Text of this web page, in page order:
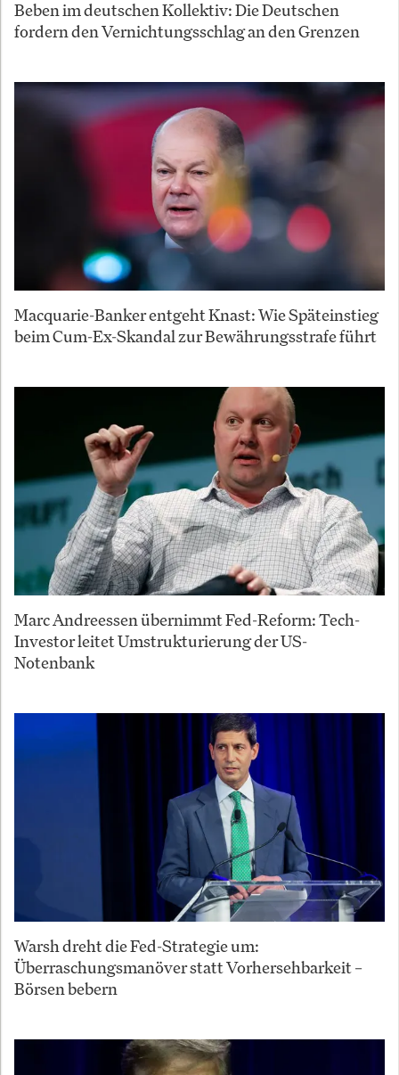
Beben im deutschen Kollektiv: Die Deutschen
fordern den Vernichtungsschlag an den Grenzen
Macquarie-Banker entgeht Knast: Wie Späteinstieg
beim Cum-Ex-Skandal zur Bewährungsstrafe führt
Marc Andreessen übernimmt Fed-Reform: Tech-
Investor leitet Umstrukturierung der US-
Notenbank
Warsh dreht die Fed-Strategie um:
Überraschungsmanöver statt Vorhersehbarkeit –
Börsen bebern